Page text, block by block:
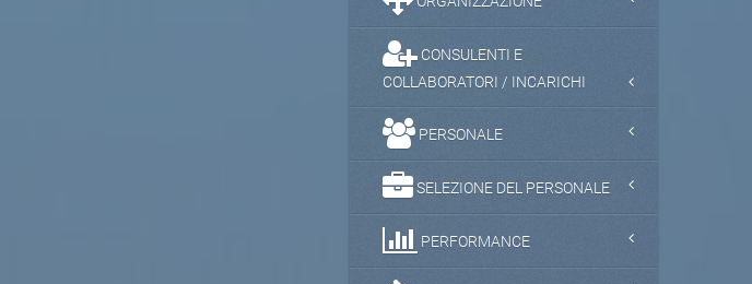
CONSULENTI E
COLLABORATORI / INCARICHI
PERSONALE
SELEZIONE DEL PERSONALE
PERFORMANCE